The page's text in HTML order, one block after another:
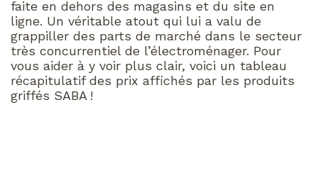
faite en dehors des magasins et du site en
ligne. Un véritable atout qui lui a valu de
grappiller des parts de marché dans le secteur
très concurrentiel de l’électroménager. Pour
vous aider à y voir plus clair, voici un tableau
récapitulatif des prix affichés par les produits
griffés SABA !